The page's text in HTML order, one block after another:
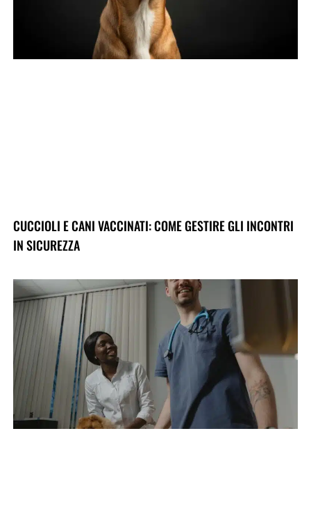
CUCCIOLI E CANI VACCINATI: COME GESTIRE GLI INCONTRI
IN SICUREZZA